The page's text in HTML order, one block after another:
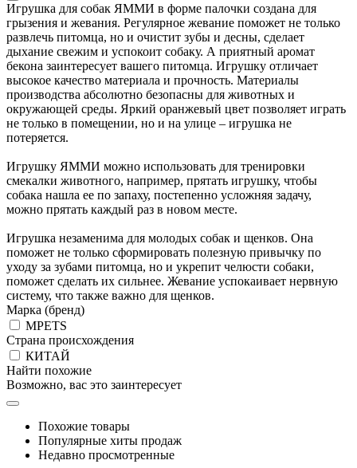
Игрушка для собак ЯММИ в форме палочки создана для
грызения и жевания. Регулярное жевание поможет не только
развлечь питомца, но и очистит зубы и десны, сделает
дыхание свежим и успокоит собаку. А приятный аромат
бекона заинтересует вашего питомца. Игрушку отличает
высокое качество материала и прочность. Материалы
производства абсолютно безопасны для животных и
окружающей среды. Яркий оранжевый цвет позволяет играть
не только в помещении, но и на улице – игрушка не
потеряется.
Игрушку ЯММИ можно использовать для тренировки
смекалки животного, например, прятать игрушку, чтобы
собака нашла ее по запаху, постепенно усложняя задачу,
можно прятать каждый раз в новом месте.
Игрушка незаменима для молодых собак и щенков. Она
поможет не только сформировать полезную привычку по
уходу за зубами питомца, но и укрепит челюсти собаки,
поможет сделать их сильнее. Жевание успокаивает нервную
систему, что также важно для щенков.
Марка (бренд)
MPETS
Страна происхождения
КИТАЙ
Найти похожие
Возможно, вас это заинтересует
Похожие товары
Популярные хиты продаж
Недавно просмотренные